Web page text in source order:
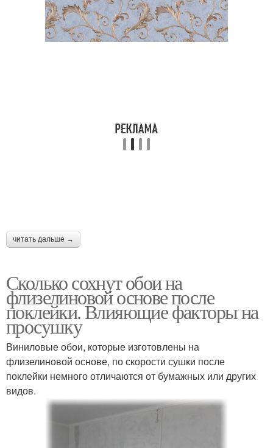
читать дальше →
Сколько сохнут обои на
флизелиновой основе после
поклейки. Влияющие факторы на
просушку
Виниловые обои, которые изготовлены на
флизелиновой основе, по скорости сушки после
поклейки немного отличаются от бумажных или других
видов.